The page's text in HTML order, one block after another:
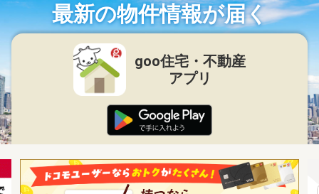
最新の物件情報が届く
goo住宅・不動産
アプリ